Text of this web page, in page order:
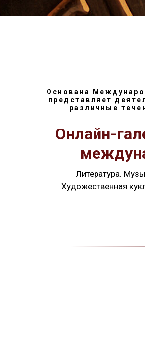
Основана
представляет
различные
Онлайн-
Литература.
Художественная